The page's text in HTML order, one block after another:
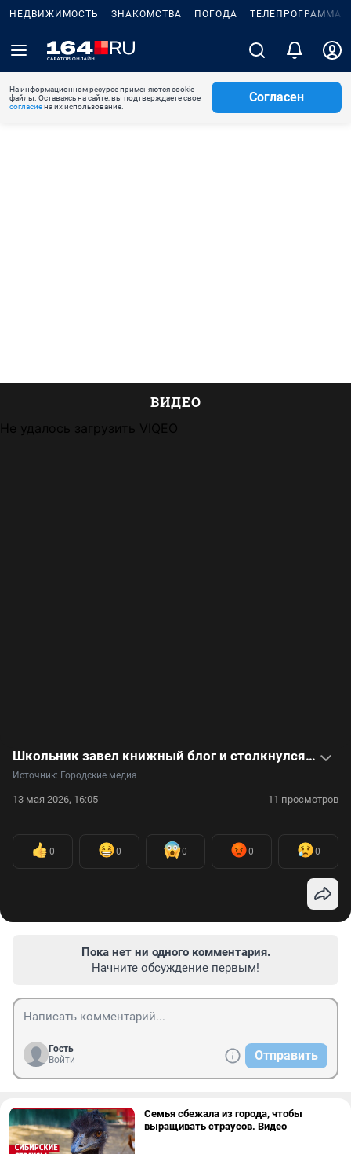
НЕДВИЖИМОСТЬ ЗНАКОМСТВА ПОГОДА ТЕЛЕПРОГРАММА
На информационном ресурсе применяются cookie-
файлы. Оставаясь на сайте, вы подтверждаете свое
согласиена их использование.
Согласен
ВИДЕО
Не удалось загрузить VIQEO
Школьник завел книжный блог и столкнулся с буллингом: видео
Источник: Городские медиа
13 мая 2026, 16:05 11 просмотров
0 0 0 0 0
Пока нет ни одного комментария.
Начните обсуждение первым!
Гость
Войти
Отправить
Семья сбежала из города, чтобы
выращивать страусов. Видео